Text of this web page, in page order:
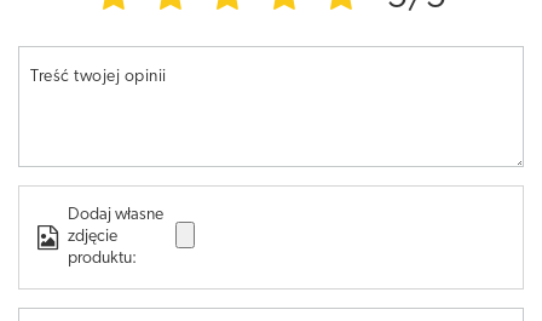
Treść twojej opinii
Dodaj własne
zdjęcie
produktu: